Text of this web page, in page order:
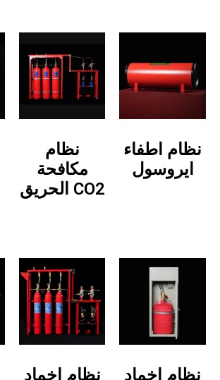
نظام
مكافحة
الحريق CO2
نظام اطفاء
ايروسول
نظام إخماد
نظام اخماد